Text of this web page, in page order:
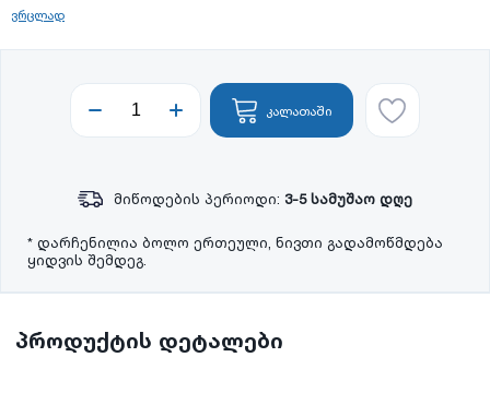
ვრცლად
კალათაში
მიწოდების პერიოდი: 3-5 სამუშაო დღე
* დარჩენილია ბოლო ერთეული, ნივთი გადამოწმდება
ყიდვის შემდეგ.
პროდუქტის დეტალები